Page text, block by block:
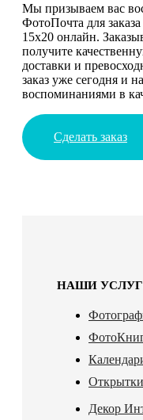
Мы призываем вас
ФотоПочта для
15х20 онлайн.
получите
доставки и
заказ уже сегодня и
воспоминаниями в
Сделать заказ
НАШИ
Открытки
Декор